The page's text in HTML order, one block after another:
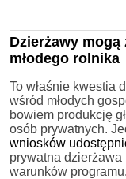
Dzierżawy
młodego rolnika
To właśnie kwestia
wśród młodych
bowiem produkcję
osób prywatnych.
wniosków
prywatna dzierżawa
warunków programu.